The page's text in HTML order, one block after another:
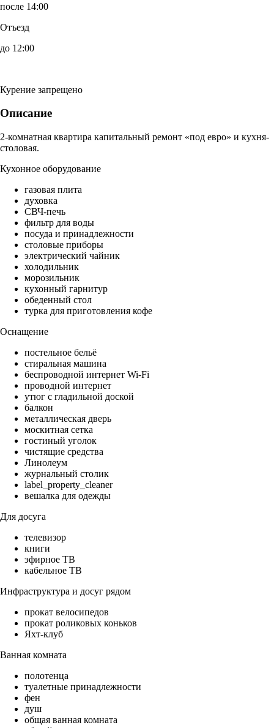
после 14:00
Отъезд
до 12:00
Курение запрещено
Описание
2-комнатная квартира капитальный ремонт «под евро» и кухня-
столовая.
Кухонное оборудование
газовая плита
духовка
СВЧ-печь
фильтр для воды
посуда и принадлежности
столовые приборы
электрический чайник
холодильник
морозильник
кухонный гарнитур
обеденный стол
турка для приготовления кофе
Оснащение
постельное бельё
стиральная машина
беспроводной интернет Wi-Fi
проводной интернет
утюг с гладильной доской
балкон
металлическая дверь
москитная сетка
гостиный уголок
чистящие средства
Линолеум
журнальный столик
label_property_cleaner
вешалка для одежды
Для досуга
телевизор
книги
эфирное ТВ
кабельное ТВ
Инфраструктура и досуг рядом
прокат велосипедов
прокат роликовых коньков
Яхт-клуб
Ванная комната
полотенца
туалетные принадлежности
фен
душ
общая ванная комната